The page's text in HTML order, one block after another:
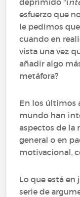
deprimido "i
esfuerzo que
le pedimos
cuando en
vista una vez
añadir algo
metáfora?
En los últimos
mundo han
aspectos de la
general o en
motivacional,
Lo que está
serie de